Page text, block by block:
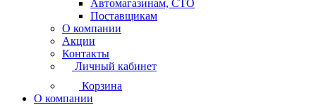
Автомагазинам, СТО
Поставщикам
О компании
Акции
Контакты
Личный кабинет
Корзина
О компании